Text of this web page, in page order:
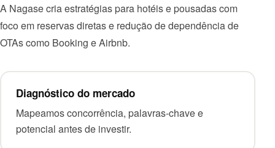
A Nagase cria estratégias para hotéis e pousadas com
foco em reservas diretas e redução de dependência de
OTAs como Booking e Airbnb.
Diagnóstico do mercado
Mapeamos concorrência, palavras-chave e
potencial antes de investir.